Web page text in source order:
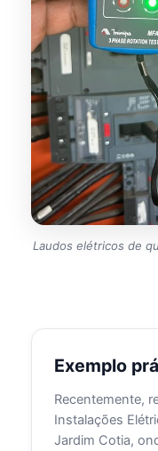
Laudos elétricos de
Exemplo
Recentemente,
Instalações
Jardim Cotia,